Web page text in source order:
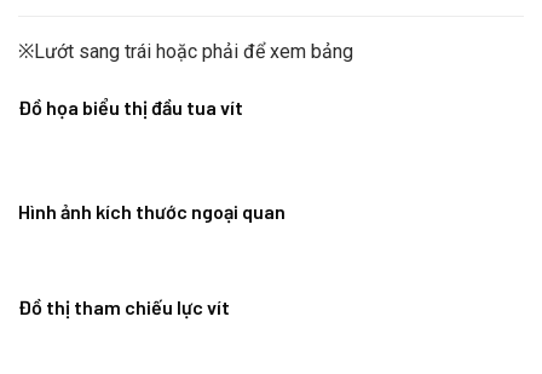
※Lướt sang trái hoặc phải để xem bảng
Đồ họa biểu thị đầu tua vít
Hình ảnh kích thước ngoại quan
Đồ thị tham chiếu lực vít